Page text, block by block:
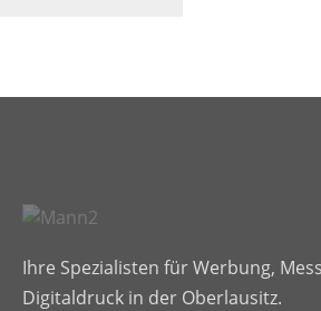
Ihre Spezialisten für Werbung,
Digitaldruck in der Oberlausitz.